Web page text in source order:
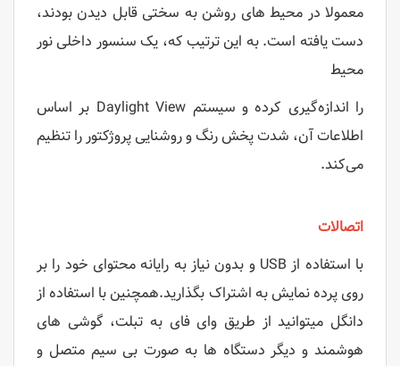
معمولا در محیط های روشن به سختی قابل دیدن بودند،
دست یافته است. به این ترتیب که، یک سنسور داخلی نور
محیط
را اندازه‌گیری کرده و سیستم Daylight View بر اساس
اطلاعات آن، شدت پخش رنگ و روشنایی پروژکتور را تنظیم
می‌کند.
اتصالات
با استفاده از USB و بدون نیاز به رایانه محتوای خود را بر
روی پرده نمایش به اشتراک بگذارید.همچنین با استفاده از
دانگل میتوانید از طریق وای فای به تبلت، گوشی های
هوشمند و دیگر دستگاه ها به صورت بی سیم متصل و